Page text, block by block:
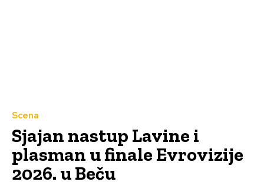
Scena
Sjajan nastup Lavine i
plasman u finale Evrovizije
2026. u Beču